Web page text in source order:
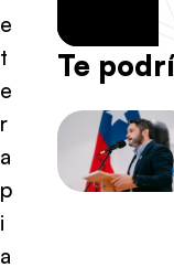
e
t
e
r
a
p
i
a
Te